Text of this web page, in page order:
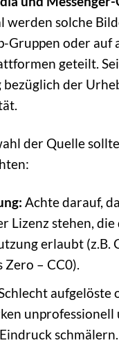
werden solche
Gruppen oder auf
geteilt.
der
der Quelle
Achte darauf,
Lizenz stehen, die
erlaubt (z.B.
– CC0).
aufgelöste
unprofessionell
schmälern.